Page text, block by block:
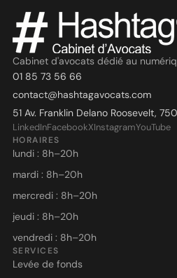
Cabinet d'avocats dédié au
01 85 73 56 66
contact@hashtagavocats.com
51 Av. Franklin Delano Roosevelt,
LinkedInFacebookXInstagramYouTube
HORAIRES
lundi : 8h–20h
mardi : 8h–20h
mercredi : 8h–20h
jeudi : 8h–20h
vendredi : 8h–20h
SERVICES
Levée de fonds